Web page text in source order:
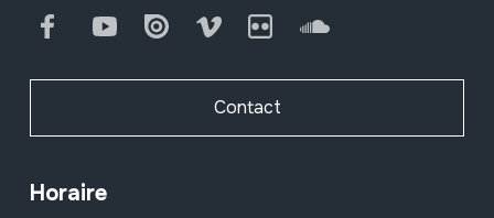
FacebookYoutube Issuu Vimeo Flickr SoundCloud
Contact
Horaire